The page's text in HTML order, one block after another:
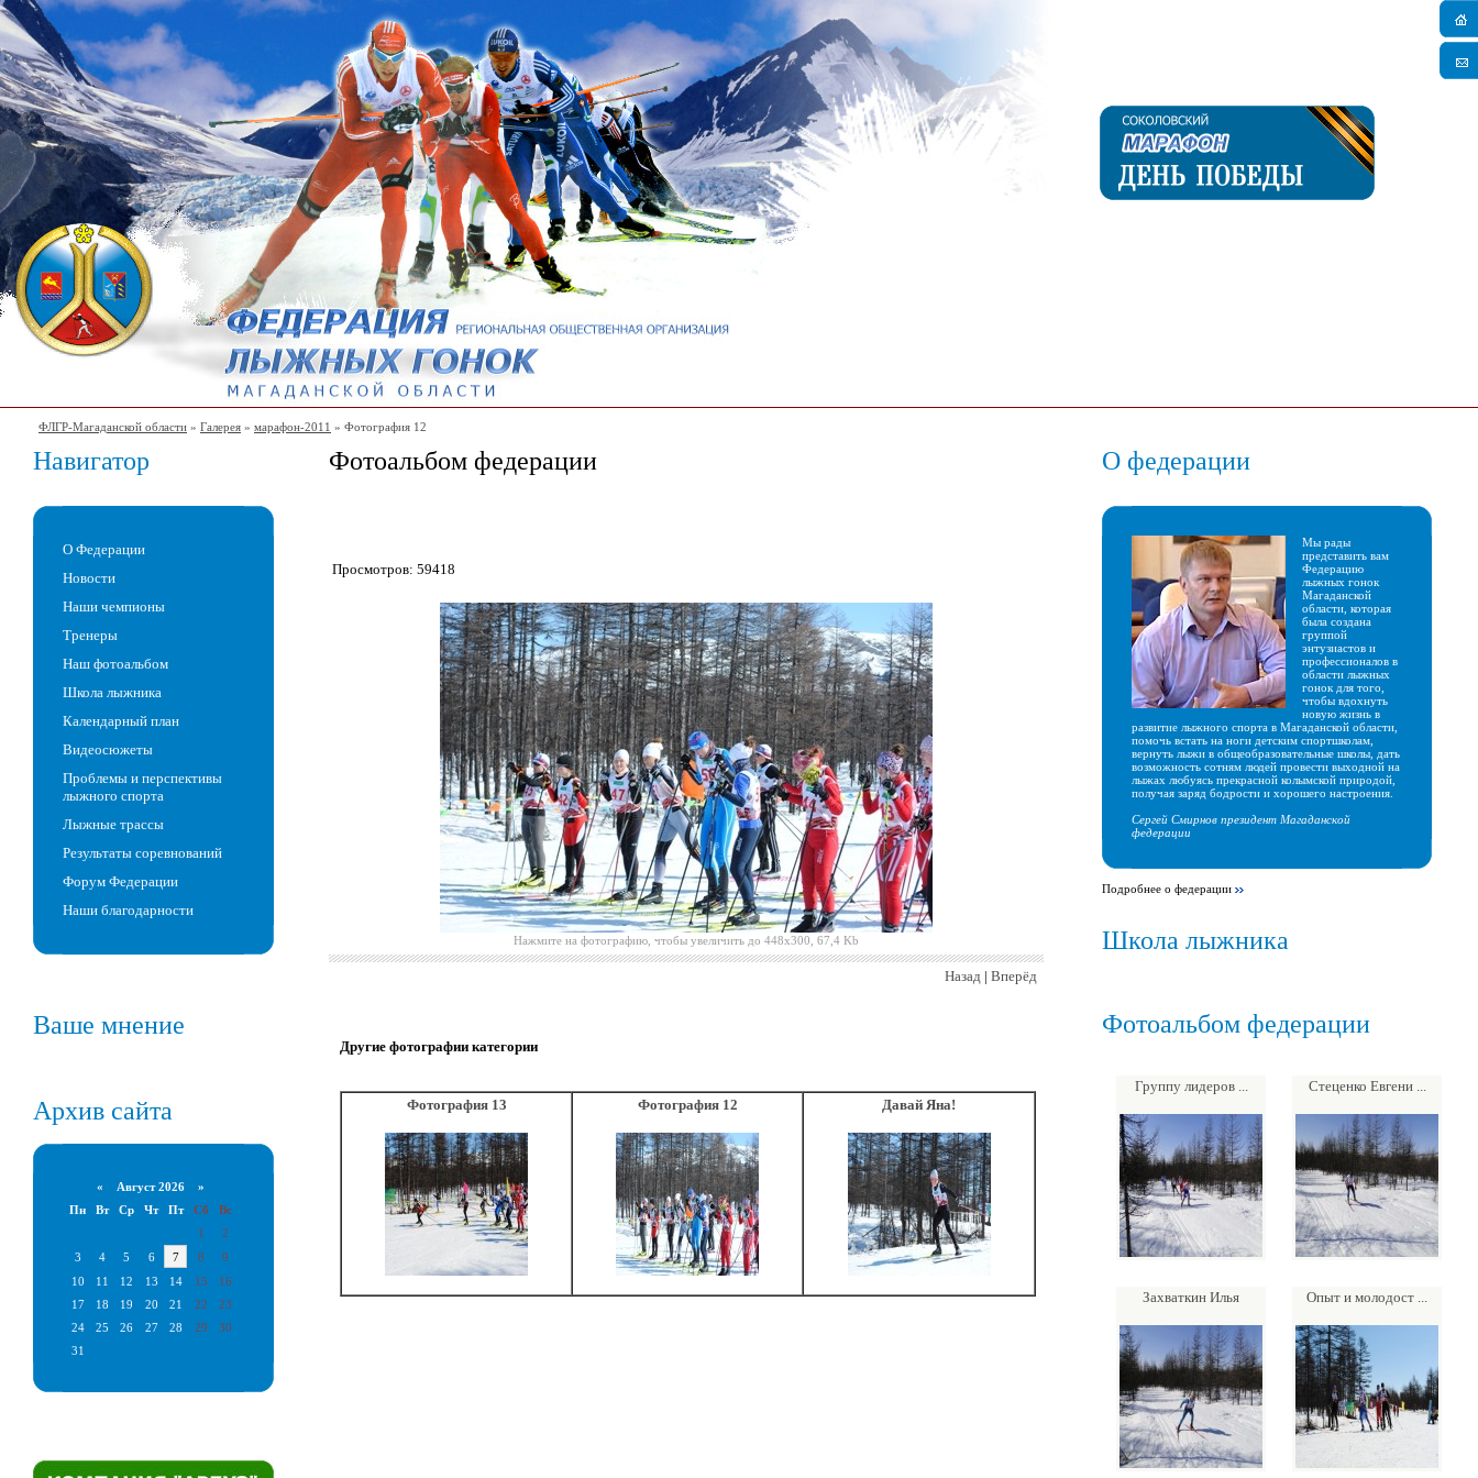
ФЛГР-Магаданской области » Галерея » марафон-2011 » Фотография 12
Навигатор Фотоальбом федерации О федерации
О Федерации
Новости
Наши чемпионы
Тренеры
Наш фотоальбом
Школа лыжника
Календарный план
Видеосюжеты
Проблемы и перспективы
лыжного спорта
Лыжные трассы
Результаты соревнований
Форум Федерации
Наши благодарности
Ваше мнение
Архив сайта
« Август 2026 »
Пн
Вт Ср Чт Пт Сб
Вс
1
2
3
4 5 6 7 8
9
10
11 12 13 14 15
16
17
18 19 20 21 22
23
24
25 26 27 28 29
30
31
Просмотров: 59418
Нажмите на фотографию, чтобы увеличить до 448x300, 67,4 Kb
Назад | Вперёд
Другие фотографии категории
Фотография 13 Фотография 12 Давай Яна!
Мы рады
представить вам
Федерацию
лыжных гонок
Магаданской
области, которая
была создана
группой
энтузиастов и
профессионалов в
области лыжных
гонок для того,
чтобы вдохнуть
новую жизнь в
развитие лыжного спорта в Магаданской области,
помочь встать на ноги детским спортшколам,
вернуть лыжи в общеобразовательные школы, дать
возможность сотням людей провести выходной на
лыжах любуясь прекрасной колымской природой,
получая заряд бодрости и хорошего настроения.
Сергей Смирнов президент Магаданской
федерации
Подробнее о федерации
Школа лыжника
Фотоальбом федерации
Группу лидеров ... Стеценко Евгени ...
Захваткин Илья Опыт и молодост ...